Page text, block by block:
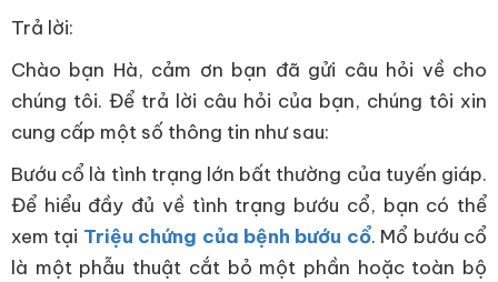
Trả lời:
Chào bạn Hà, cảm ơn bạn đã gửi câu hỏi về cho
chúng tôi. Để trả lời câu hỏi của bạn, chúng tôi xin
cung cấp một số thông tin như sau:
Bướu cổ là tình trạng lớn bất thường của tuyến giáp.
Để hiểu đầy đủ về tình trạng bướu cổ, bạn có thể
xem tại Triệu chứng của bệnh bướu cổ. Mổ bướu cổ
là một phẫu thuật cắt bỏ một phần hoặc toàn bộ